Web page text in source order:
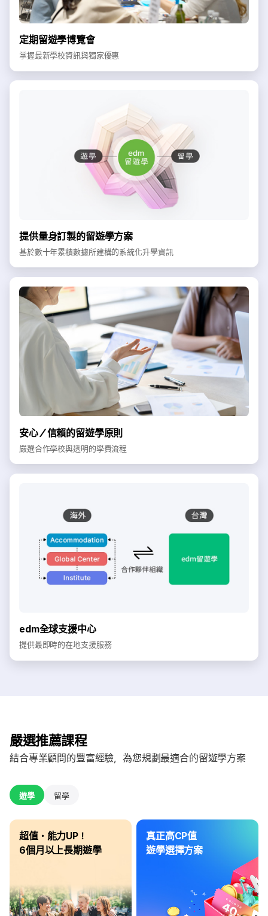
定期留遊學博覽會
掌握最新學校資訊與獨家優惠
提供量身訂製的留遊學方案
基於數十年累積數據所建構的系統化升學資訊
安心／信賴的留遊學原則
嚴選合作學校與透明的學費流程
edm全球支援中心
提供最即時的在地支援服務
嚴選推薦課程
結合專業顧問的豐富經驗，為您規劃最適合的留遊學方案
遊學 留學
超值・能力UP！
6個月以上長期遊學
真正高CP值
遊學選擇方案